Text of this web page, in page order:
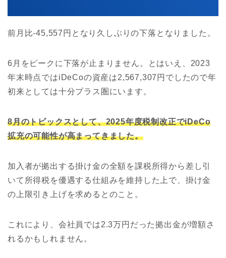
前月比-45,557円となり久しぶりの下落となりました。
6月をピークに下落が止まりません。とはいえ、2023
年末時点ではiDeCoの資産は2,567,307円でしたので年
初来としては十分プラス圏にいます。
8月のトピックスとして、2025年度税制改正でiDeCo
拡充の可能性が高まってきました。
加入者が拠出する掛け金の全額を課税所得から差し引
いて所得税を優遇する仕組みを維持した上で、掛け金
の上限引き上げを求めるとのこと。
これにより、会社員では2.3万円だった拠出金が増額さ
れるかもしれません。